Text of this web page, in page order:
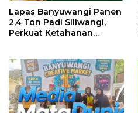
Lapas Banyuwangi Panen
2,4 Ton Padi Siliwangi,
Perkuat Ketahanan